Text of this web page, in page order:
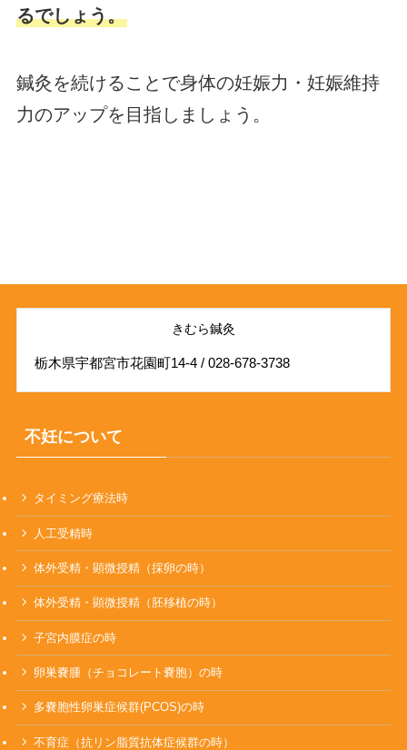
るでしょう。
鍼灸を続けることで身体の妊娠力・妊娠維持
力のアップを目指しましょう。
きむら鍼灸
栃木県宇都宮市花園町14-4 / 028-678-3738
不妊について
タイミング療法時
人工受精時
体外受精・顕微授精（採卵の時）
体外受精・顕微授精（胚移植の時）
子宮内膜症の時
卵巣嚢腫（チョコレート嚢胞）の時
多嚢胞性卵巣症候群(PCOS)の時
不育症（抗リン脂質抗体症候群の時）